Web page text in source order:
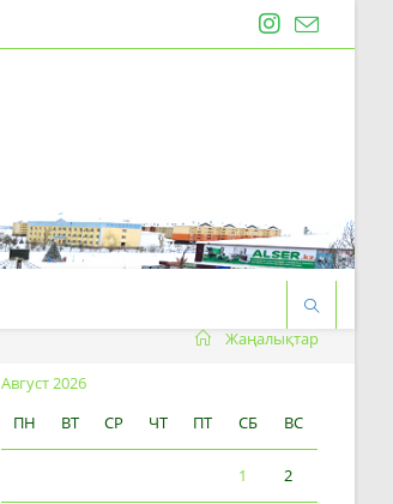
Жаңалықтар
Август 2026
ПН
ВТ СР ЧТ ПТ СБ ВС
1 2